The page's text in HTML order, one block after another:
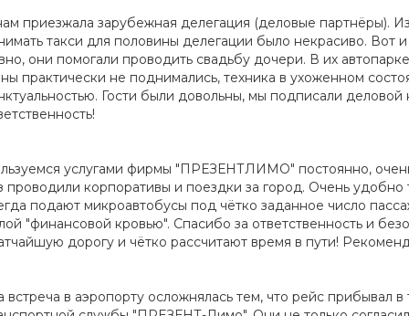
приезжала зарубежная делегация (деловые партнёры).
такси для половины делегации было некрасиво.
они помогали проводить свадьбу дочери. В их
практически не поднимались, техника в ухоженном
Гости были довольны, мы подписали
услугами фирмы "ПРЕЗЕНТЛИМО" постоянно, очень
проводили корпоративы и поездки за город. Очень
подают микроавтобусы под чётко заданное число
"финансовой кровью". Спасибо за ответственность и
дорогу и чётко рассчитают время в пути!
встреча в аэропорту осложнялась тем, что рейс прибывал